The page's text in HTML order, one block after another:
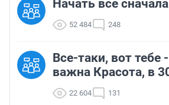
Начать все
52 484 248
Все-таки, вот тебе
важна Красота, в
22 604 131